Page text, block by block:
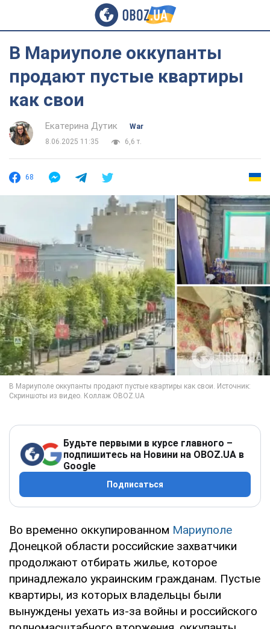
В Мариуполе оккупанты
продают пустые квартиры
как свои
Екатерина Дутик
War
8.06.2025 11:35
6,6 т.
68
Будьте первыми в курсе главного –
подпишитесь на Новини на OBOZ.UA в
Google
Подписаться
Во временно оккупированном Мариуполе
Донецкой области российские захватчики
продолжают отбирать жилье, которое
принадлежало украинским гражданам. Пустые
квартиры, из которых владельцы были
вынуждены уехать из-за войны и российского